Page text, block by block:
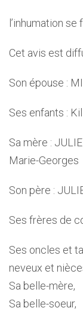
l’inhumation
Cet avis est
Son épouse :
Ses enfants :
Sa mère :
Marie-Georges
Son père :
Ses frères de
Ses oncles et
neveux et
Sa belle-mère,
Sa belle-soeur,